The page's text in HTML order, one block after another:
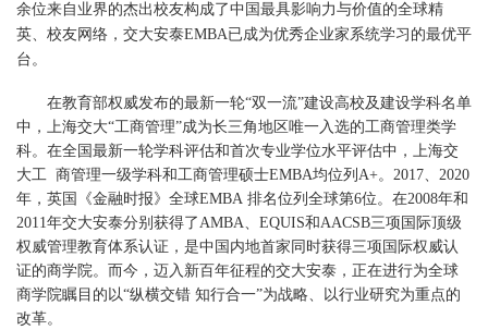
余位来自业界的杰出校友构成了中国最具影响力与价值的全球精
英、校友网络，交大安泰EMBA已成为优秀企业家系统学习的最优平
台。
在教育部权威发布的最新一轮“双一流”建设高校及建设学科名单
中，上海交大“工商管理”成为长三角地区唯一入选的工商管理类学
科。在全国最新一轮学科评估和首次专业学位水平评估中，上海交
大工 商管理一级学科和工商管理硕士EMBA均位列A+。2017、2020
年，英国《金融时报》全球EMBA 排名位列全球第6位。在2008年和
2011年交大安泰分别获得了AMBA、EQUIS和AACSB三项国际顶级
权威管理教育体系认证，是中国内地首家同时获得三项国际权威认
证的商学院。而今，迈入新百年征程的交大安泰，正在进行为全球
商学院瞩目的以“纵横交错 知行合一”为战略、以行业研究为重点的
改革。